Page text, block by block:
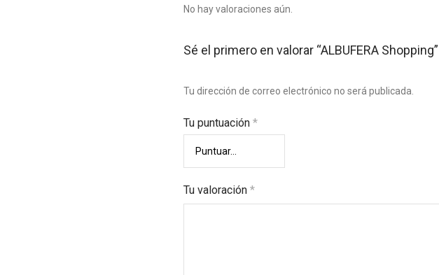
No hay valoraciones aún.
Sé el primero en valorar “ALBUFERA Shopping”
Tu dirección de correo electrónico no será publicada.
Tu puntuación *
Tu valoración *